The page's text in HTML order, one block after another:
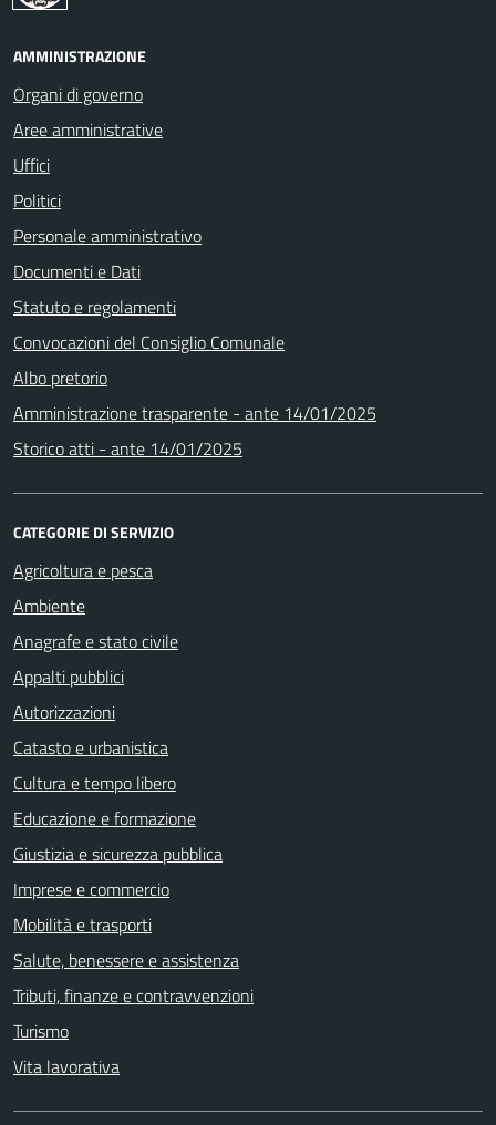
AMMINISTRAZIONE
Organi di governo
Aree amministrative
Uffici
Politici
Personale amministrativo
Documenti e Dati
Statuto e regolamenti
Convocazioni del Consiglio Comunale
Albo pretorio
Amministrazione trasparente - ante 14/01/2025
Storico atti - ante 14/01/2025
CATEGORIE DI SERVIZIO
Agricoltura e pesca
Ambiente
Anagrafe e stato civile
Appalti pubblici
Autorizzazioni
Catasto e urbanistica
Cultura e tempo libero
Educazione e formazione
Giustizia e sicurezza pubblica
Imprese e commercio
Mobilità e trasporti
Salute, benessere e assistenza
Tributi, finanze e contravvenzioni
Turismo
Vita lavorativa